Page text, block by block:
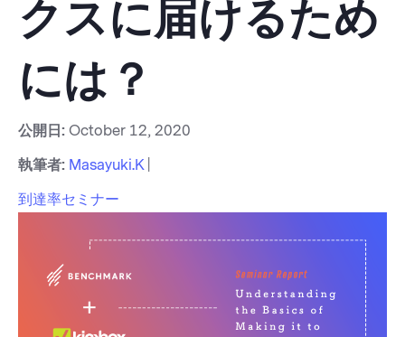
クスに届けるため
には？
公開日: October 12, 2020
執筆者: Masayuki.K
到達率セミナー